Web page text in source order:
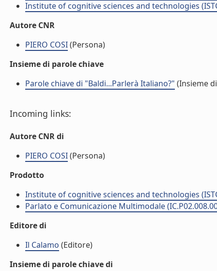
Institute of cognitive sciences and technologies
Autore CNR
PIERO COSI(Persona)
Insieme di parole chiave
Parole chiave di "Baldi...Parlerà Italiano?" (Insieme
Incoming links:
Autore CNR di
PIERO COSI(Persona)
Prodotto
Institute of cognitive sciences and technologies
Parlato e Comunicazione Multimodale
Editore di
Il Calamo (Editore)
Insieme di parole chiave di